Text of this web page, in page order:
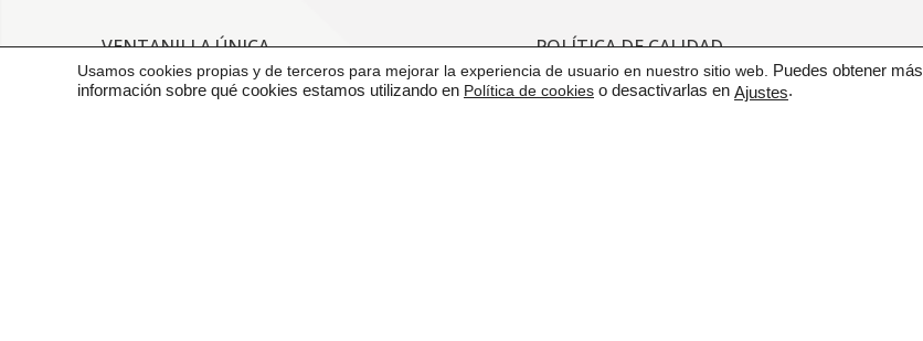
VENTANILLA ÚNICA POLÍTICA DE CALIDAD
PROTECCIÓN DE DATOS
Usamos cookies propias y de terceros para mejorar la experiencia de usuario en nuestro sitio web. Puedes obtener más
información sobre qué cookies estamos utilizando en Política de cookies o desactivarlas en Ajustes.